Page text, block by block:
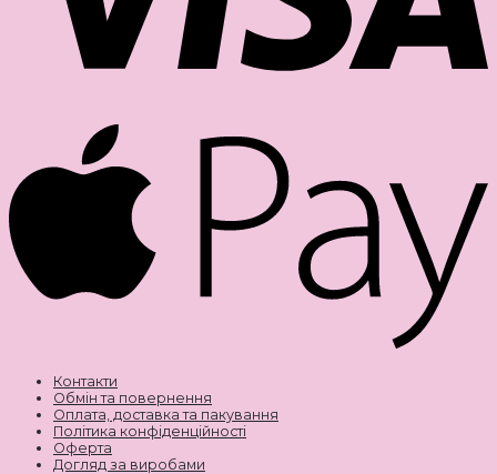
Контакти
Обмін та повернення
Оплата, доставка та пакування
Політика конфіденційності
Оферта
Догляд за виробами